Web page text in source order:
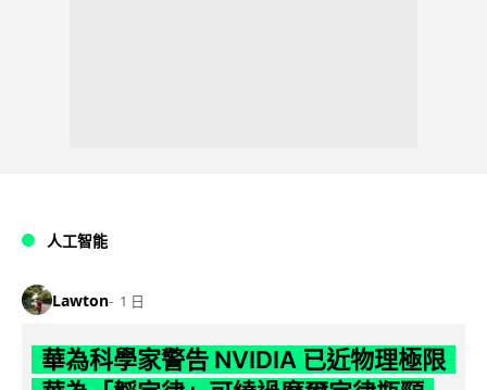
人工智能
Lawton 1 日
華為科學家警告 NVIDIA 已近物理極限